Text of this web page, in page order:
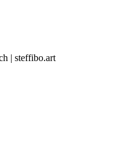
| steffibo.art